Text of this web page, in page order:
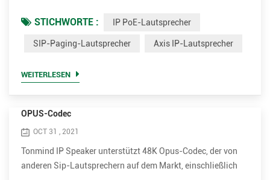
Vorteile von Tonmind IP PoE-Lautsprechern. • Unterstützen
Sie viel mehr Codecs für eine bessere Klangqualität,
15W und 30W optional...
STICHWORTE : IP PoE-Lautsprecher
SIP-Paging-Lautsprecher Axis IP-Lautsprecher
WEITERLESEN
OPUS-Codec
OCT 31 , 2021
Tonmind IP Speaker unterstützt 48K Opus-Codec, der von
anderen Sip-Lautsprechern auf dem Markt, einschließlich